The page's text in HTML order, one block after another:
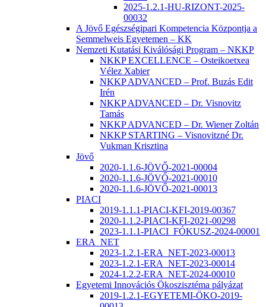
2025-1.2.1-HU-RIZONT-2025-
00032
A Jövő Egészségipari Kompetencia Központja a
Semmelweis Egyetemen – KK
Nemzeti Kutatási Kiválósági Program – NKKP
NKKP EXCELLENCE – Osteikoetxea
Vélez Xabier
NKKP ADVANCED – Prof. Buzás Edit
Irén
NKKP ADVANCED – Dr. Visnovitz
Tamás
NKKP ADVANCED – Dr. Wiener Zoltán
NKKP STARTING – Visnovitzné Dr.
Vukman Krisztina
Jövő
2020-1.1.6-JÖVŐ-2021-00004
2020-1.1.6-JÖVŐ-2021-00010
2020-1.1.6-JÖVŐ-2021-00013
PIACI
2019-1.1.1-PIACI-KFI-2019-00367
2020-1.1.2-PIACI-KFI-2021-00298
2023-1.1.1-PIACI_FÓKUSZ-2024-00001
ERA_NET
2023-1.2.1-ERA_NET-2023-00013
2023-1.2.1-ERA_NET-2023-00014
2024-1.2.2-ERA_NET-2024-00010
Egyetemi Innovációs Ökoszisztéma pályázat
2019-1.2.1-EGYETEMI-ÖKO-2019-